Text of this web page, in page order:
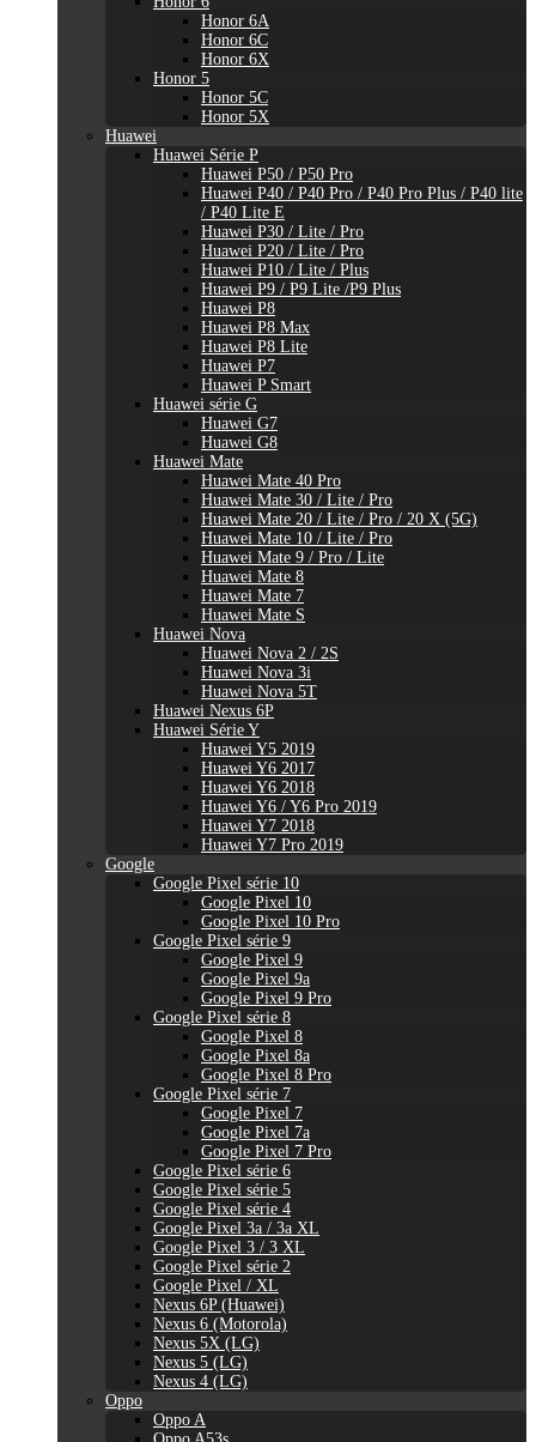
Honor 6A
Honor 6C
Honor 6X
Honor 5
Honor 5C
Honor 5X
Huawei
Huawei Série P
Huawei P50 / P50 Pro
Huawei P40 / P40 Pro / P40 Pro Plus / P40 lite
/ P40 Lite E
Huawei P30 / Lite / Pro
Huawei P20 / Lite / Pro
Huawei P10 / Lite / Plus
Huawei P9 / P9 Lite /P9 Plus
Huawei P8
Huawei P8 Max
Huawei P8 Lite
Huawei P7
Huawei P Smart
Huawei série G
Huawei G7
Huawei G8
Huawei Mate
Huawei Mate 40 Pro
Huawei Mate 30 / Lite / Pro
Huawei Mate 20 / Lite / Pro / 20 X (5G)
Huawei Mate 10 / Lite / Pro
Huawei Mate 9 / Pro / Lite
Huawei Mate 8
Huawei Mate 7
Huawei Mate S
Huawei Nova
Huawei Nova 2 / 2S
Huawei Nova 3i
Huawei Nova 5T
Huawei Nexus 6P
Huawei Série Y
Huawei Y5 2019
Huawei Y6 2017
Huawei Y6 2018
Huawei Y6 / Y6 Pro 2019
Huawei Y7 2018
Huawei Y7 Pro 2019
Google
Google Pixel série 10
Google Pixel 10
Google Pixel 10 Pro
Google Pixel série 9
Google Pixel 9
Google Pixel 9a
Google Pixel 9 Pro
Google Pixel série 8
Google Pixel 8
Google Pixel 8a
Google Pixel 8 Pro
Google Pixel série 7
Google Pixel 7
Google Pixel 7a
Google Pixel 7 Pro
Google Pixel série 6
Google Pixel série 5
Google Pixel série 4
Google Pixel 3a / 3a XL
Google Pixel 3 / 3 XL
Google Pixel série 2
Google Pixel / XL
Nexus 6P (Huawei)
Nexus 6 (Motorola)
Nexus 5X (LG)
Nexus 5 (LG)
Nexus 4 (LG)
Oppo
Oppo A